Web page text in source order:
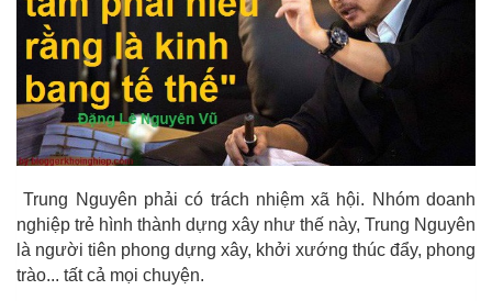
Trung Nguyên phải có trách nhiệm xã hội. Nhóm doanh
nghiệp trẻ hình thành dựng xây như thế này, Trung Nguyên
là người tiên phong dựng xây, khởi xướng thúc đẩy, phong
trào... tất cả mọi chuyện.